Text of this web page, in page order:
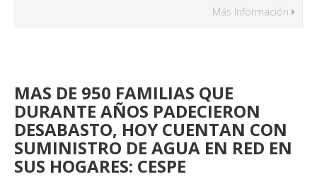
Más Información
MAS DE 950 FAMILIAS QUE
DURANTE AÑOS PADECIERON
DESABASTO, HOY CUENTAN CON
SUMINISTRO DE AGUA EN RED EN
SUS HOGARES: CESPE